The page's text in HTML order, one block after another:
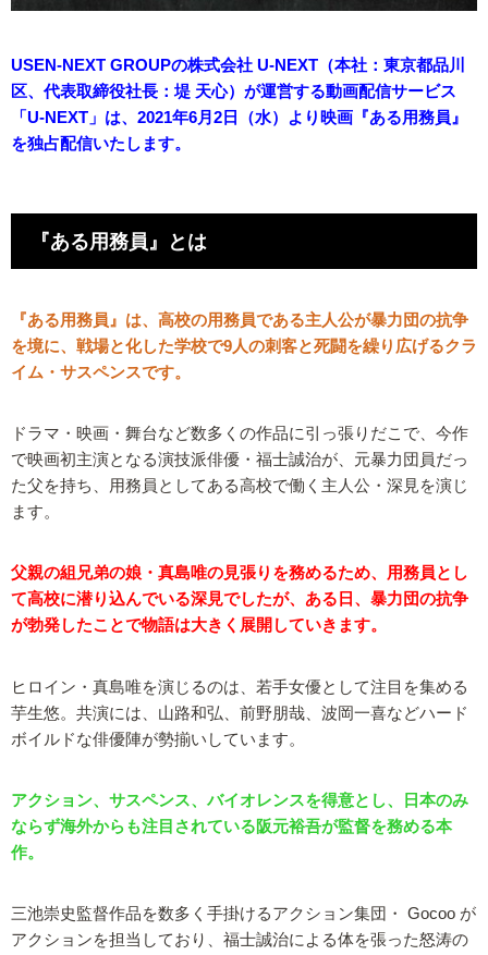
USEN-NEXT GROUPの株式会社 U-NEXT（本社：東京都品川
区、代表取締役社長：堤 天心）が運営する動画配信サービス
「U-NEXT」は、2021年6月2日（水）より映画『ある用務員』
を独占配信いたします。
『ある用務員』とは
『ある用務員』は、高校の用務員である主人公が暴力団の抗争
を境に、戦場と化した学校で9人の刺客と死闘を繰り広げるクラ
イム・サスペンスです。
ドラマ・映画・舞台など数多くの作品に引っ張りだこで、今作
で映画初主演となる演技派俳優・福士誠治が、元暴力団員だっ
た父を持ち、用務員としてある高校で働く主人公・深見を演じ
ます。
父親の組兄弟の娘・真島唯の見張りを務めるため、用務員とし
て高校に潜り込んでいる深見でしたが、ある日、暴力団の抗争
が勃発したことで物語は大きく展開していきます。
ヒロイン・真島唯を演じるのは、若手女優として注目を集める
芋生悠。共演には、山路和弘、前野朋哉、波岡一喜などハード
ボイルドな俳優陣が勢揃いしています。
アクション、サスペンス、バイオレンスを得意とし、日本のみ
ならず海外からも注目されている阪元裕吾が監督を務める本
作。
三池崇史監督作品を数多く手掛けるアクション集団・ Gocoo が
アクションを担当しており、福士誠治による体を張った怒涛の